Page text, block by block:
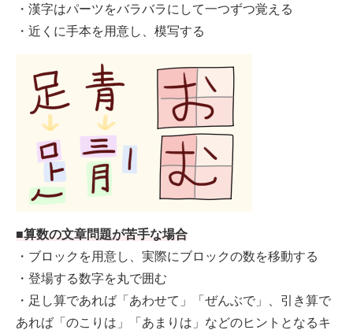
・漢字はパーツをバラバラにして一つずつ覚える
・近くに手本を用意し、模写する
■算数の文章問題が苦手な場合
・ブロックを用意し、実際にブロックの数を移動する
・登場する数字を丸で囲む
・足し算であれば「あわせて」「ぜんぶで」、引き算で
あれば「のこりは」「あまりは」などのヒントとなるキ